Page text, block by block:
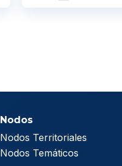
Nodos
Nodos Territoriales
Nodos Temáticos